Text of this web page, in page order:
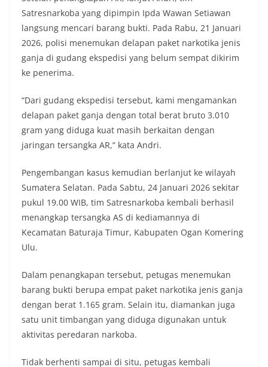
Satresnarkoba yang dipimpin Ipda Wawan Setiawan
langsung mencari barang bukti. Pada Rabu, 21 Januari
2026, polisi menemukan delapan paket narkotika jenis
ganja di gudang ekspedisi yang belum sempat dikirim
ke penerima.
“Dari gudang ekspedisi tersebut, kami mengamankan
delapan paket ganja dengan total berat bruto 3.010
gram yang diduga kuat masih berkaitan dengan
jaringan tersangka AR,” kata Andri.
Pengembangan kasus kemudian berlanjut ke wilayah
Sumatera Selatan. Pada Sabtu, 24 Januari 2026 sekitar
pukul 19.00 WIB, tim Satresnarkoba kembali berhasil
menangkap tersangka AS di kediamannya di
Kecamatan Baturaja Timur, Kabupaten Ogan Komering
Ulu.
Dalam penangkapan tersebut, petugas menemukan
barang bukti berupa empat paket narkotika jenis ganja
dengan berat 1.165 gram. Selain itu, diamankan juga
satu unit timbangan yang diduga digunakan untuk
aktivitas peredaran narkoba.
Tidak berhenti sampai di situ, petugas kembali